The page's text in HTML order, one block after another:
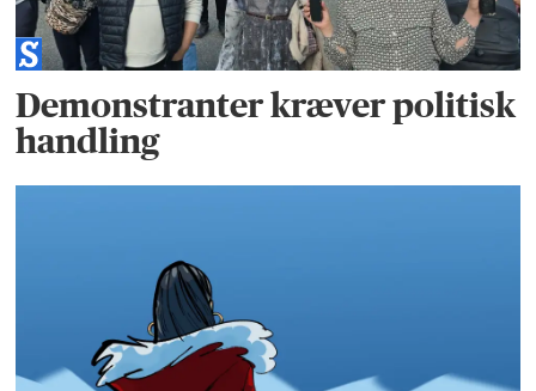
Demonstranter kræver politisk
handling